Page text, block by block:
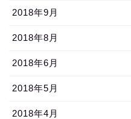
2018年9月
2018年8月
2018年6月
2018年5月
2018年4月